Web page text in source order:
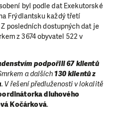
byl podle dat Exekutorské
Frýdlantsku každý třetí
posledních dostupných dat je
z 3674 obyvatel 522 v
podpořili 67 klientů
a dalších130 klientů z
. V řešení předluženosti v lokalitě
dluhového
Kočárková.